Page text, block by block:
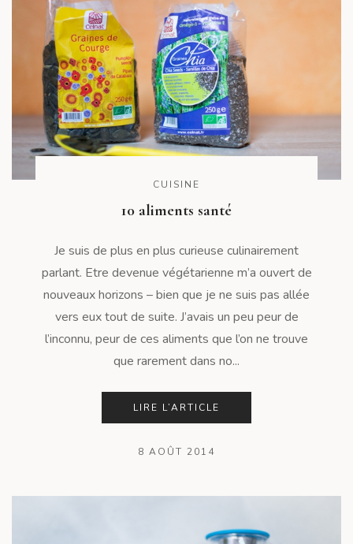
CUISINE
10 aliments santé
Je suis de plus en plus curieuse culinairement
parlant. Etre devenue végétarienne m’a ouvert de
nouveaux horizons – bien que je ne suis pas allée
vers eux tout de suite. J’avais un peu peur de
l’inconnu, peur de ces aliments que l’on ne trouve
que rarement dans no...
LIRE L’ARTICLE
8 AOÛT 2014